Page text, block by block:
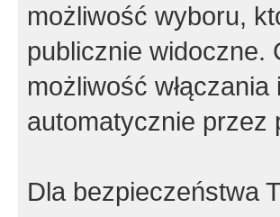
możliwość wyboru,
publicznie widoczne.
możliwość
automatycznie przez
Dla bezpieczeństwa